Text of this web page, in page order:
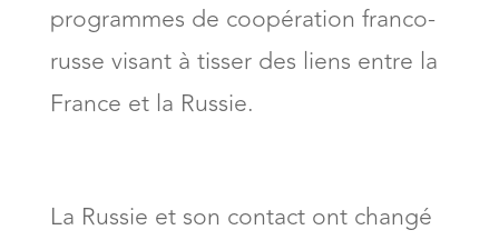
programmes de coopération franco-
russe visant à tisser des liens entre la
France et la Russie.
La Russie et son contact ont changé